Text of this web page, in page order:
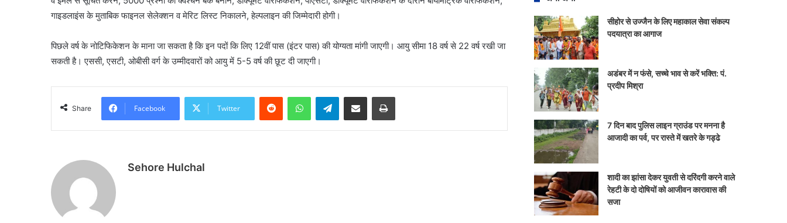
गाइडलाइंस के मुताबिक फाइनल सेलेक्शन व मेरिट लिस्ट निकालने, हेल्पलाइन की जिम्मेदारी होगी।
पिछले वर्ष के नोटिफिकेशन के माना जा सकता है कि इन पदों कि लिए 12वीं पास (इंटर पास) की योग्यता मांगी जाएगी। आयु सीमा 18 वर्ष से 22 वर्ष रखी जा
सकती है। एससी, एसटी, ओबीसी वर्ग के उम्मीदवारों को आयु में 5-5 वर्ष की छूट दी जाएगी।
Share Facebook Twitter
Telegram
Sehore Hulchal
सीहोर से उज्जैन के लिए महाकाल सेवा संकल्प
पदयात्रा का आगाज
अडंबर में न फंसे, सच्चे भाव से करें भक्ति: पं.
प्रदीप मिश्रा
7 दिन बाद पुलिस लाइन ग्राउंड पर मनना है
आजादी का पर्व, पर रास्ते में खतरे के गड्ढे
शादी का झांसा देकर युवती से दरिंदगी करने वाले
रेहटी के दो दोषियों को आजीवन कारावास की
सजा